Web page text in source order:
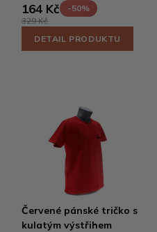
164 Kč
-50%
329 Kč
DETAIL PRODUKTU
Červené pánské tričko s
kulatým výstřihem